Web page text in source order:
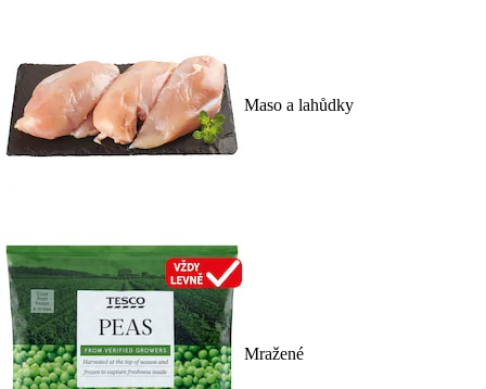
Maso a lahůdky
Mražené